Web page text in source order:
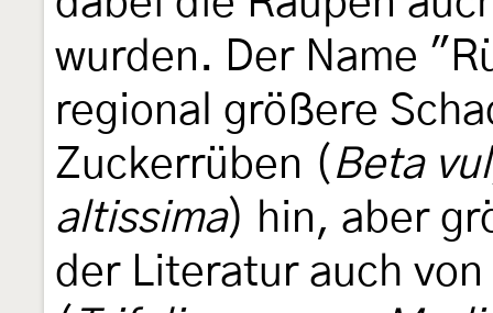
wurden. Der Name
regional größere
Zuckerrüben ( Beta
altissima) hin, aber
der Literatur auch